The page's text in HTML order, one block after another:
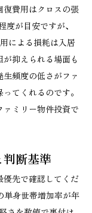
復費用はクロスの張
が目安ですが、
による損耗は入居
抑えられる場面も
頻度の低さがファ
てくれるのです。
ミリー物件投資で
断基準
先で確認してくだ
単身世帯増加率が年